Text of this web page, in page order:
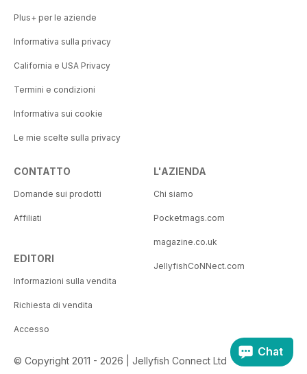
Plus+ per le aziende
Informativa sulla privacy
California e USA Privacy
Termini e condizioni
Informativa sui cookie
Le mie scelte sulla privacy
CONTATTO
Domande sui prodotti
Affiliati
EDITORI
Informazioni sulla vendita
Richiesta di vendita
Accesso
L'AZIENDA
Chi siamo
Pocketmags.com
magazine.co.uk
JellyfishCoNNect.com
© Copyright 2011 - 2026 | Jellyfish Connect Ltd
Chat